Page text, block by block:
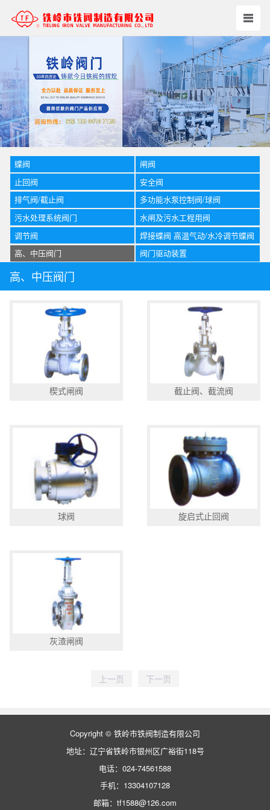
蝶阀
闸阀
止回阀
安全阀
排气阀/截止阀
多功能水泵控制阀/球阀
污水处理系统阀门
水闸及污水工程用阀
调节阀
焊接蝶阀 高温气动/水冷调节蝶阀
高、中压阀门
阀门驱动装置
高、中压阀门
楔式闸阀 截止阀、截流阀
球阀 旋启式止回阀
灰渣闸阀
Copyright © 铁岭市铁阀制造有限公司
地址：辽宁省铁岭市银州区广裕街118号
电话：024-74561588
手机：13304107128
邮箱：tf1588@126.com